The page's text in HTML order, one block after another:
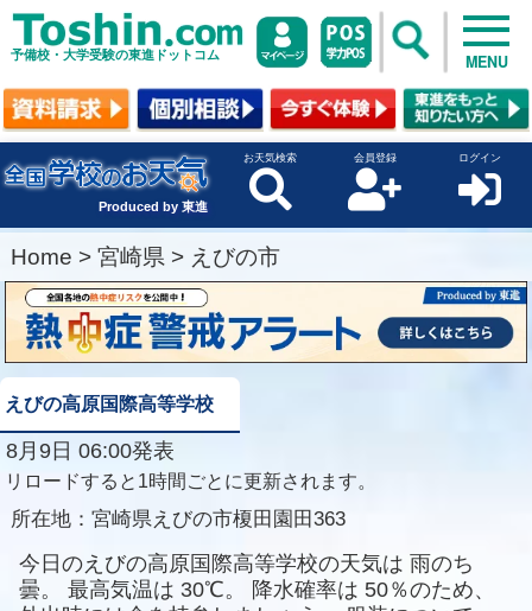
予備校・大学受験の東進ドットコム MENU
Produced by 東進
お天気検索 会員登録 ログイン
Home > 宮崎県 > えびの市
えびの高原国際高等学校
8月9日 06:00発表
リロードすると1時間ごとに更新されます。
所在地： 宮崎県えびの市榎田園田363
今日のえびの高原国際高等学校の天気は 雨のち
曇。
最高気温は 30℃。 降水確率は 50％のため、